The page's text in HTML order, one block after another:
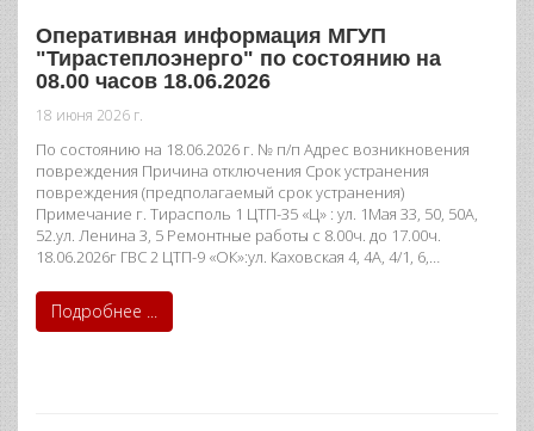
Оперативная информация МГУП
"Тирастеплоэнерго" по состоянию на
08.00 часов 18.06.2026
18 июня 2026 г.
По состоянию на 18.06.2026 г. № п/п Адрес возникновения
повреждения Причина отключения Срок устранения
повреждения (предполагаемый срок устранения)
Примечание г. Тирасполь 1 ЦТП-35 «Ц» : ул. 1Мая 33, 50, 50А,
52.ул. Ленина 3, 5 Ремонтные работы с 8.00ч. до 17.00ч.
18.06.2026г ГВС 2 ЦТП-9 «ОК»:ул. Каховская 4, 4А, 4/1, 6,…
Подробнее ...